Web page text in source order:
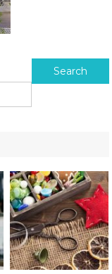
Search for: